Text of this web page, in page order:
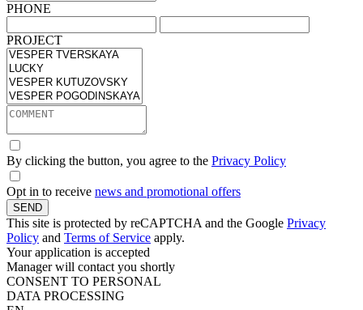
PHONE
PROJECT
By clicking the button, you agree to the Privacy Policy
Opt in to receive news and promotional offers
SEND
This site is protected by reCAPTCHA and the Google Privacy
Policy and Terms of Service apply.
Your application is accepted
Manager will contact you shortly
CONSENT TO PERSONAL
DATA PROCESSING